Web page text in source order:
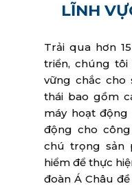
LĨNH
Trải qua hơn
triển, chúng
vững chắc cho
thái bao gồm
máy hoạt
động cho
chú trọng sản
hiểm để thực
đoàn Á Châu